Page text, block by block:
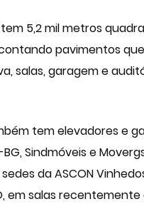
5,2 mil metros
pavimentos
salas, garagem e
tem elevadores e
Sindmóveis e
da ASCON Vinhedos,
em salas